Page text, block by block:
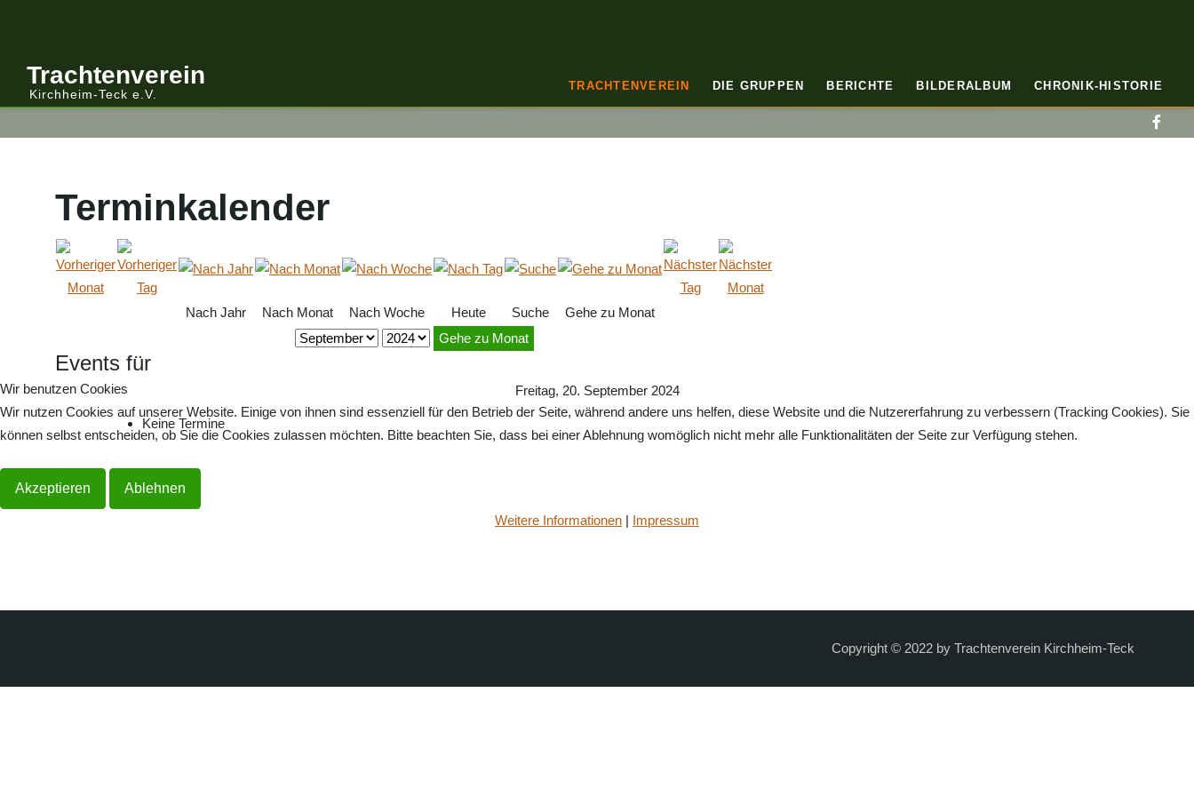
Trachtenverein
Kirchheim-Teck e.V.
TRACHTENVEREIN DIE GRUPPEN BERICHTE BILDERALBUM CHRONIK-HISTORIE
Terminkalender
Nach Jahr Nach Monat Nach Woche Heute Suche
Gehe zu Monat
Gehe zu Monat
Events für
Freitag, 20. September 2024
Keine Termine
Copyright © 2022 by Trachtenverein Kirchheim-Teck
Wir benutzen Cookies
Wir nutzen Cookies auf unserer Website. Einige von ihnen sind essenziell für den Betrieb der Seite, während andere uns helfen, diese Website und die Nutzererfahrung zu verbessern (Tracking Cookies). Sie
können selbst entscheiden, ob Sie die Cookies zulassen möchten. Bitte beachten Sie, dass bei einer Ablehnung womöglich nicht mehr alle Funktionalitäten der Seite zur Verfügung stehen.
Akzeptieren Ablehnen
Weitere Informationen | Impressum
Anmelden/Abmelden
Gebirgstracht
Berichte Vereinsleitung